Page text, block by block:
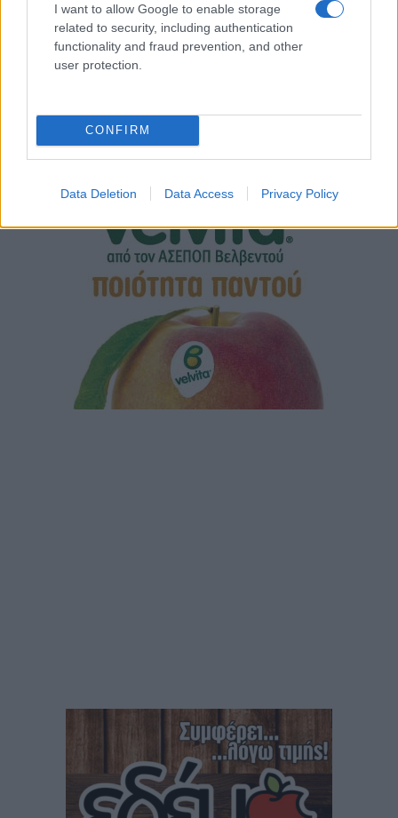
I want to allow Google to enable storage
related to security, including authentication
functionality and fraud prevention, and other
user protection.
CONFIRM
Data Deletion Data Access Privacy Policy